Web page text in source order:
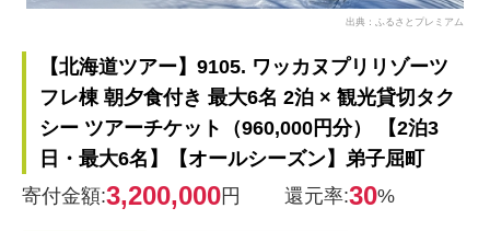
出典：ふるさとプレミアム
【北海道ツアー】9105. ワッカヌプリリゾーツ
フレ棟 朝夕食付き 最大6名 2泊 × 観光貸切タク
シー ツアーチケット（960,000円分） 【2泊3
日・最大6名】【オールシーズン】弟子屈町
寄付金額:3,200,000円 還元率:30%